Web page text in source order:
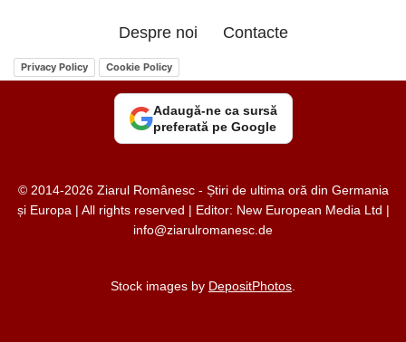
Despre noi Contacte
Privacy Policy Cookie Policy
Adaugă-ne ca sursă
preferată pe Google
© 2014-2026 Ziarul Românesc - Știri de ultima oră din Germania
și Europa | All rights reserved | Editor: New European Media Ltd |
info@ziarulromanesc.de
Stock images by DepositPhotos